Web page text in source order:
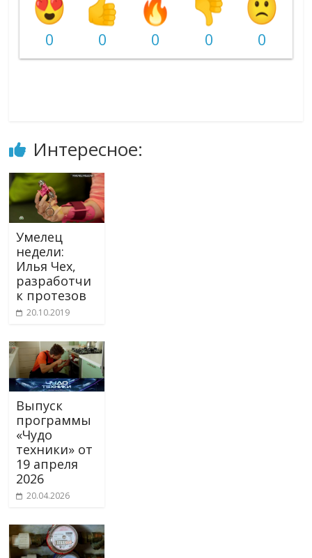
0 0 0 0 0
Интересное:
Умелец
недели:
Илья Чех,
разработчи
к протезов
20.10.2019
Выпуск
программы
«Чудо
техники» от
19 апреля
2026
20.04.2026